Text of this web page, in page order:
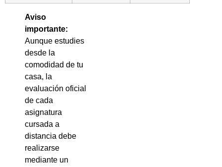
Aviso
importante:
Aunque estudies
desde la
comodidad de tu
casa, la
evaluación oficial
de cada
asignatura
cursada a
distancia debe
realizarse
mediante un